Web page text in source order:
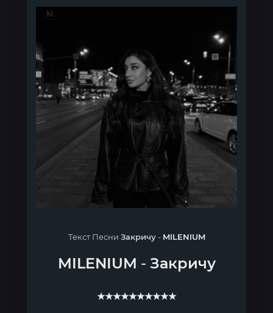
Текст Песни Закричу- MILENIUM
MILENIUM - Закричу
★★★★★★★★★★